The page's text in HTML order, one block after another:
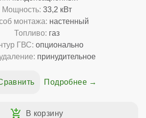
Мощность: 33,2 кВт
монтажа: настенный
Топливо: газ
ГВС: опционально
принудительное
Подробнее